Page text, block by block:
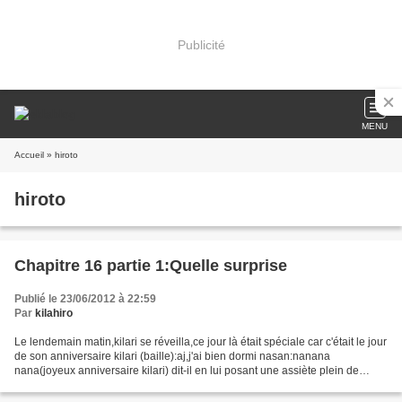
Publicité
MENU
Accueil » hiroto
hiroto
Chapitre 16 partie 1:Quelle surprise
Publié le 23/06/2012 à 22:59
Par kilahiro
Le lendemain matin,kilari se réveilla,ce jour là était spéciale car c'était le jour
de son anniversaire kilari (baille):aj,j'ai bien dormi nasan:nanana
nana(joyeux anniversaire kilari) dit-il en lui posant une assiète plein de